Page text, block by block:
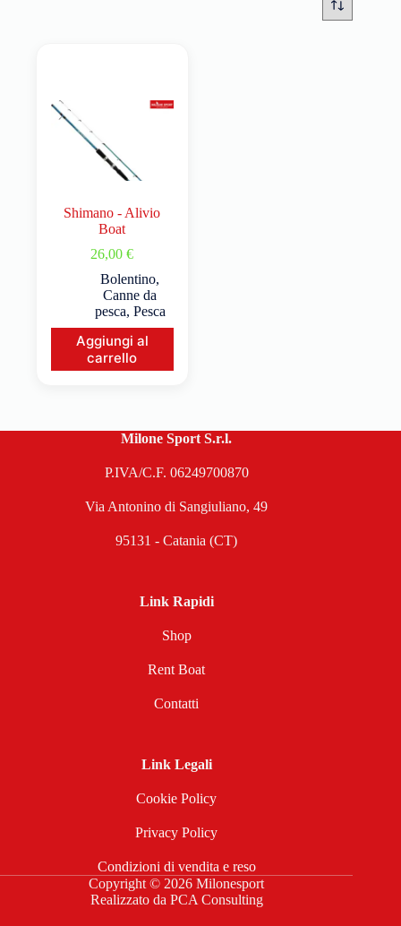
Shimano - Alivio
Boat
26,00€
Bolentino,
Canne da
pesca, Pesca
Aggiungi al
carrello
Milone Sport S.r.l.
P.IVA/C.F. 06249700870
Via Antonino di Sangiuliano, 49
95131 - Catania (CT)
Link Rapidi
Shop
Rent Boat
Contatti
Link Legali
Cookie Policy
Privacy Policy
Condizioni di vendita e reso
Copyright © 2026 Milonesport
Realizzato da PCA Consulting